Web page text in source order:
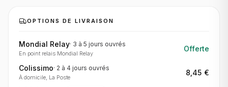
OPTIONS DE LIVRAISON
Mondial Relay· 3 à 5 jours ouvrés
En point relais Mondial Relay
Offerte
Colissimo· 2 à 4 jours ouvrés
À domicile, La Poste
8,45 €